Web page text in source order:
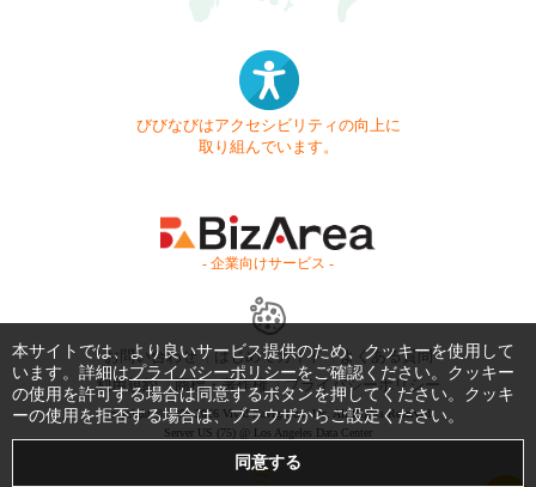
びびなびはアクセシビリティの向上に
取り組んでいます。
- 企業向けサービス -
お問い合わせ はじめてガイド
よくある質問
利用規約
商標・著作権 プライバシーポリシー
Copyright © 1999-2026 Vivid Navigation, Inc. All Rights Reserved.
Server US (75) @ Los Angeles Data Center
本サイトでは、より良いサービス提供のため、クッキーを使用して
います。詳細はプライバシーポリシーをご確認ください。クッキー
の使用を許可する場合は同意するボタンを押してください。クッキ
ーの使用を拒否する場合は、ブラウザからご設定ください。